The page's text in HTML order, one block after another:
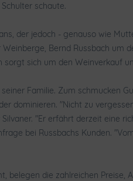
schaute.
der jedoch - genauso wie
Bernd Russbach um
sich um den Weinverkauf
Familie. Zum schmucken
dominieren. "Nicht zu
"Er erfährt derzeit eine
bei Russbachs Kunden.
die zahlreichen